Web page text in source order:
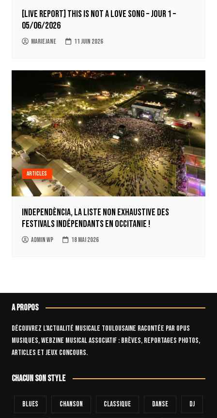
[LIVE REPORT] This Is Not A Love Song – Jour 1 –
05/06/2026
Mariejane 11 juin 2026
Articles
Independència, la liste non exhaustive des
festivals indépendants en Occitanie !
Admin WP 18 mai 2026
A propos
Découvrez l’actualité musicale toulousaine racontée par OPUS
Musiques, webzine musical associatif : brèves, reportages photos,
articles et jeux concours.
Chacun son style
Blues Chanson Classique Danse Dj